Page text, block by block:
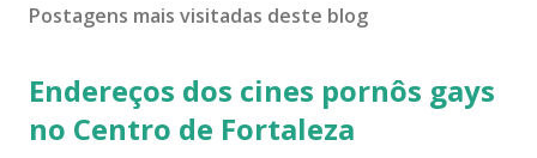
Postagens mais visitadas deste blog
Endereços dos cines pornôs gays
no Centro de Fortaleza